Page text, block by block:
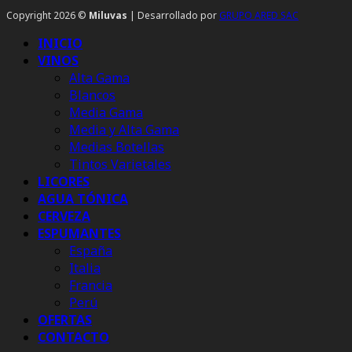
Copyright 2026 © Miluvas | Desarrollado por GRUPO ARED SAC
INICIO
VINOS
Alta Gama
Blancos
Media Gama
Media y Alta Gama
Medias Botellas
Tintos Varietales
LICORES
AGUA TÓNICA
CERVEZA
ESPUMANTES
España
Italia
Francia
Perú
OFERTAS
CONTACTO